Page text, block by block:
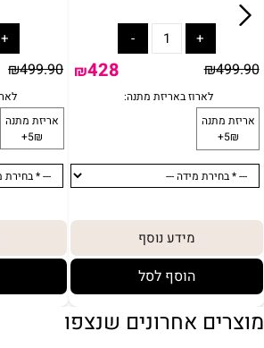
₪499.90 ₪499.90
₪428
מידע נוסף
הוסף לסל
מוצרים אחרונים שנצפו